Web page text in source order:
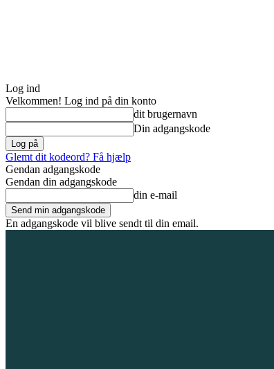
Log ind
Velkommen! Log ind på din konto
dit brugernavn
Din adgangskode
Glemt dit kodeord? Få hjælp
Gendan adgangskode
Gendan din adgangskode
din e-mail
En adgangskode vil blive sendt til din email.